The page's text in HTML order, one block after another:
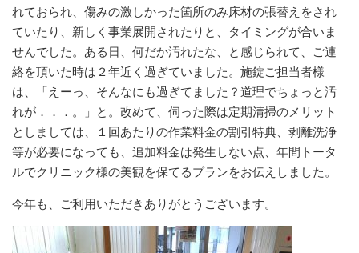
れておられ、傷みの激しかった箇所のみ床材の張替えをされ
ていたり、新しく事業展開されたりと、タイミングが合いま
せんでした。ある日、何だか汚れたな、と感じられて、ご連
絡を頂いた時は２年近く過ぎていました。施錠ご担当者様
は、「えーっ、そんなにも過ぎてました？道理でちょっと汚
れが．．．。」と。改めて、伺った際は定期清掃のメリット
としましては、１回あたりの作業料金の割引特典、剥離洗浄
等が必要になっても、追加料金は発生しない点、年間トータ
ルでクリニック様の美観を保てるプランをお伝えしました。
今年も、ご利用いただきありがとうございます。